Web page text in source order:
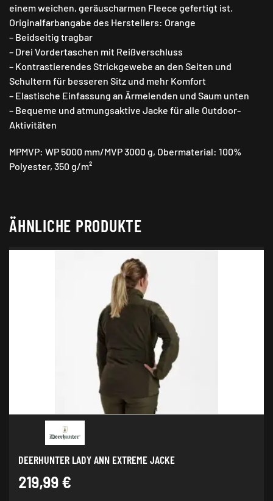
einem weichen, geräuscharmen Fleece gefertigt ist.
Originalfarbangabe des Herstellers: Orange
– Beidseitig tragbar
– Drei Vordertaschen mit Reißverschluss
– Kontrastierendes Strickgewebe an den Seiten und
Schultern für besseren Sitz und mehr Komfort
– Elastische Einfassung an Ärmelenden und Saum unten
– Bequeme und atmungsaktive Jacke für alle Outdoor-
Aktivitäten
MPMVP: WP 5000 mm/MVP 3000 g, Obermaterial: 100%
Polyester, 350 g/m²
ÄHNLICHE PRODUKTE
DEERHUNTER LADY ANN EXTREME JACKE
219,99 €